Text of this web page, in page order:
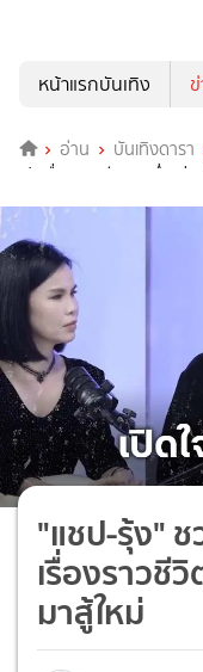
หน้าแรกบันเทิง
อ่าน บันเทิงดารา
เปิดเรื่องราวชีวิตสุดย่ำแ
"แชป-รุ้ง" ช
เรื่องราวชี
มาสู้ใหม่